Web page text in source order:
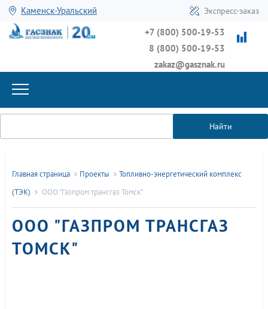
Каменск-Уральский Экспресс-заказ
+7 (800) 500-19-53
8 (800) 500-19-53
zakaz@gasznak.ru
Найти
Главная страница Проекты
Топливно-энергетический комплекс
(ТЭК)
ООО "Газпром трансгаз Томск"
ООО "ГАЗПРОМ ТРАНСГАЗ
ТОМСК"